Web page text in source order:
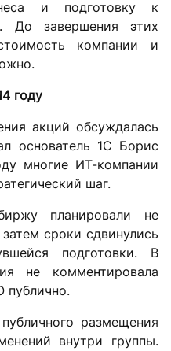
и подготовку к
До завершения этих
компании и
году
акций обсуждалась
основатель 1С Борис
многие ИТ-компании
шаг.
планировали не
сроки сдвинулись
подготовки. В
не комментировала
публично.
размещения
внутри группы.